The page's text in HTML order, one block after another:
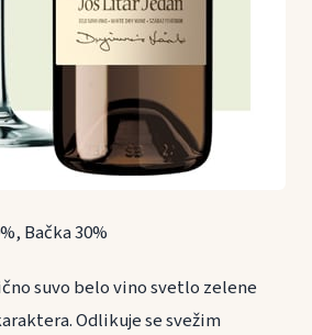
Bačka 30%
suvo belo vino svetlo zelene
Odlikuje se svežim